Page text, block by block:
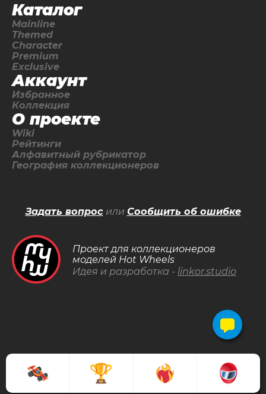
Каталог
Mainline
Themed
Character
Premium
Exclusive
Аккаунт
Избранное
Коллекция
О проекте
Wiki
Рейтинги
Алфавитный рубрикатор
География коллекционеров
Проект для коллекционеров
моделей Hot Wheels
Идея и разработка - linkor.studio
Задать вопросили Сообщить об ошибке